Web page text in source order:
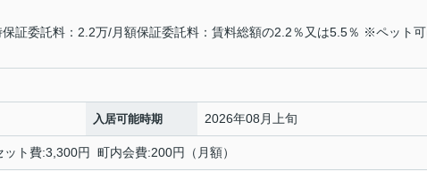
証委託料：2.2万/月額保証委託料：賃料総額の2.2％又は5.5％ ※ペット
入居可能時期 2026年08月上旬
ト費:3,300円 町内会費:200円（月額）